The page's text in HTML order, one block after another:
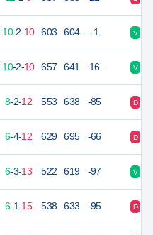
10-2-10 603 604 -1 V
10-2-10 657 641 16 V
8-2-12 553 638 -85 D
6-4-12 629 695 -66 D
6-3-13 522 619 -97 V
6-1-15 538 633 -95 D